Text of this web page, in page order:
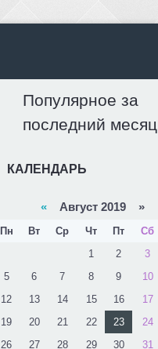
Популярное за
последний месяц
КАЛЕНДАРЬ
« Август 2019 »
Пн Вт Ср Чт Пт Сб
1
2 3
5
6 7 8 9 10
12
13 14 15 16 17
19
20 21 22 23 24
26
27 28 29 30 31